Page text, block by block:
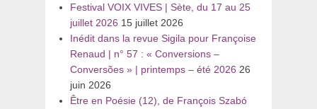
Festival VOIX VIVES | Sète, du 17 au 25
juillet 2026 15 juillet 2026
Inédit dans la revue Sigila pour Françoise
Renaud | n° 57 : « Conversions –
Conversões » | printemps – été 2026 26
juin 2026
Être en Poésie (12), de François Szabó